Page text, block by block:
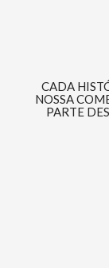
CADA
NOSSA
PARTE